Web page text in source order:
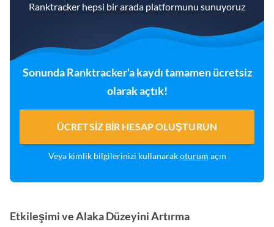
Ranktracker hepsi bir arada platformunu sunuyoruz
Sonunda Ranktracker'a kaydı tamamen ücretsiz
olarak açtık!
ÜCRETSIZ BIR HESAP OLUŞTURUN
Veya kimlik bilgilerinizi kullanarakoturum açın
Etkileşimi ve Alaka Düzeyini Artırma